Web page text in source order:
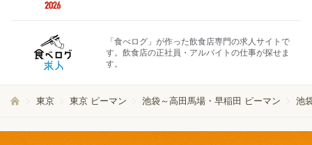
「食べログ」が作った飲食店専門の求人サイトで
す。飲食店の正社員・アルバイトの仕事が探せま
す。
東京 東京 ピーマン 池袋～高田馬場・早稲田 ピーマン 池